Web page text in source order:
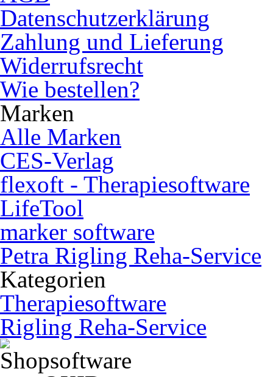
Datenschutzerklärung
Zahlung und Lieferung
Widerrufsrecht
Wie bestellen?
Marken
Alle Marken
CES-Verlag
flexoft - Therapiesoftware
LifeTool
marker software
Petra Rigling Reha-Service
Kategorien
Therapiesoftware
Rigling Reha-Service